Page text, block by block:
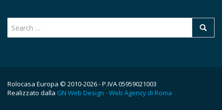
Rolocasa Europa © 2010-2026 - P.IVA 05959021003
Realizzato dalla GN Web Design - Web Agency di Roma